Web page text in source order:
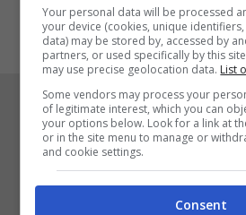
Aggiungete allora l‘ananas
rimescolate delicatamente.
albumi a neve e mescolate
non smontarli. Versate il
riempendole per 3/4 della
Your personal data will be processed
your device (cookies, unique
data) may be stored by, accessed by
partners, or used specifically by this
may use precise geolocation data. List
Some vendors may process your
of legitimate interest, which you can
your options below. Look for a link at
or in the site menu to manage or
and cookie settings.
Consent